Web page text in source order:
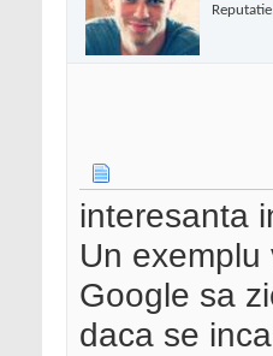
interesanta
Un
Google sa
daca se